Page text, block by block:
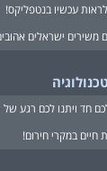
טכנולוגיה
חיים במקרי חירום!